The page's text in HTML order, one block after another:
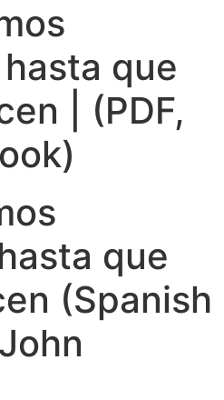
que
| (PDF,
que
(Spanish